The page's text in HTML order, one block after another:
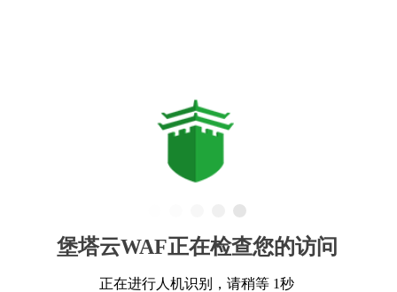
堡塔云WAF正在检查您的访问
正在进行人机识别，请稍等 1秒